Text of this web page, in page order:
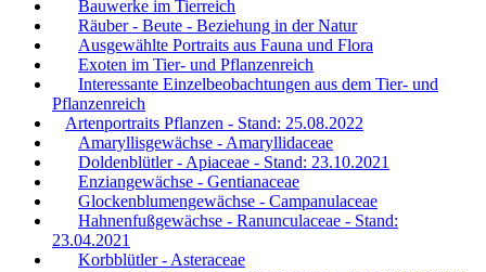
Bauwerke im Tierreich
Räuber - Beute - Beziehung in der Natur
Ausgewählte Portraits aus Fauna und Flora
Exoten im Tier- und Pflanzenreich
Interessante Einzelbeobachtungen aus dem Tier- und
Pflanzenreich
Artenportraits Pflanzen - Stand: 25.08.2022
Amaryllisgewächse - Amaryllidaceae
Doldenblütler - Apiaceae - Stand: 23.10.2021
Enziangewächse - Gentianaceae
Glockenblumengewächse - Campanulaceae
Hahnenfußgewächse - Ranunculaceae - Stand:
23.04.2021
Korbblütler - Asteraceae